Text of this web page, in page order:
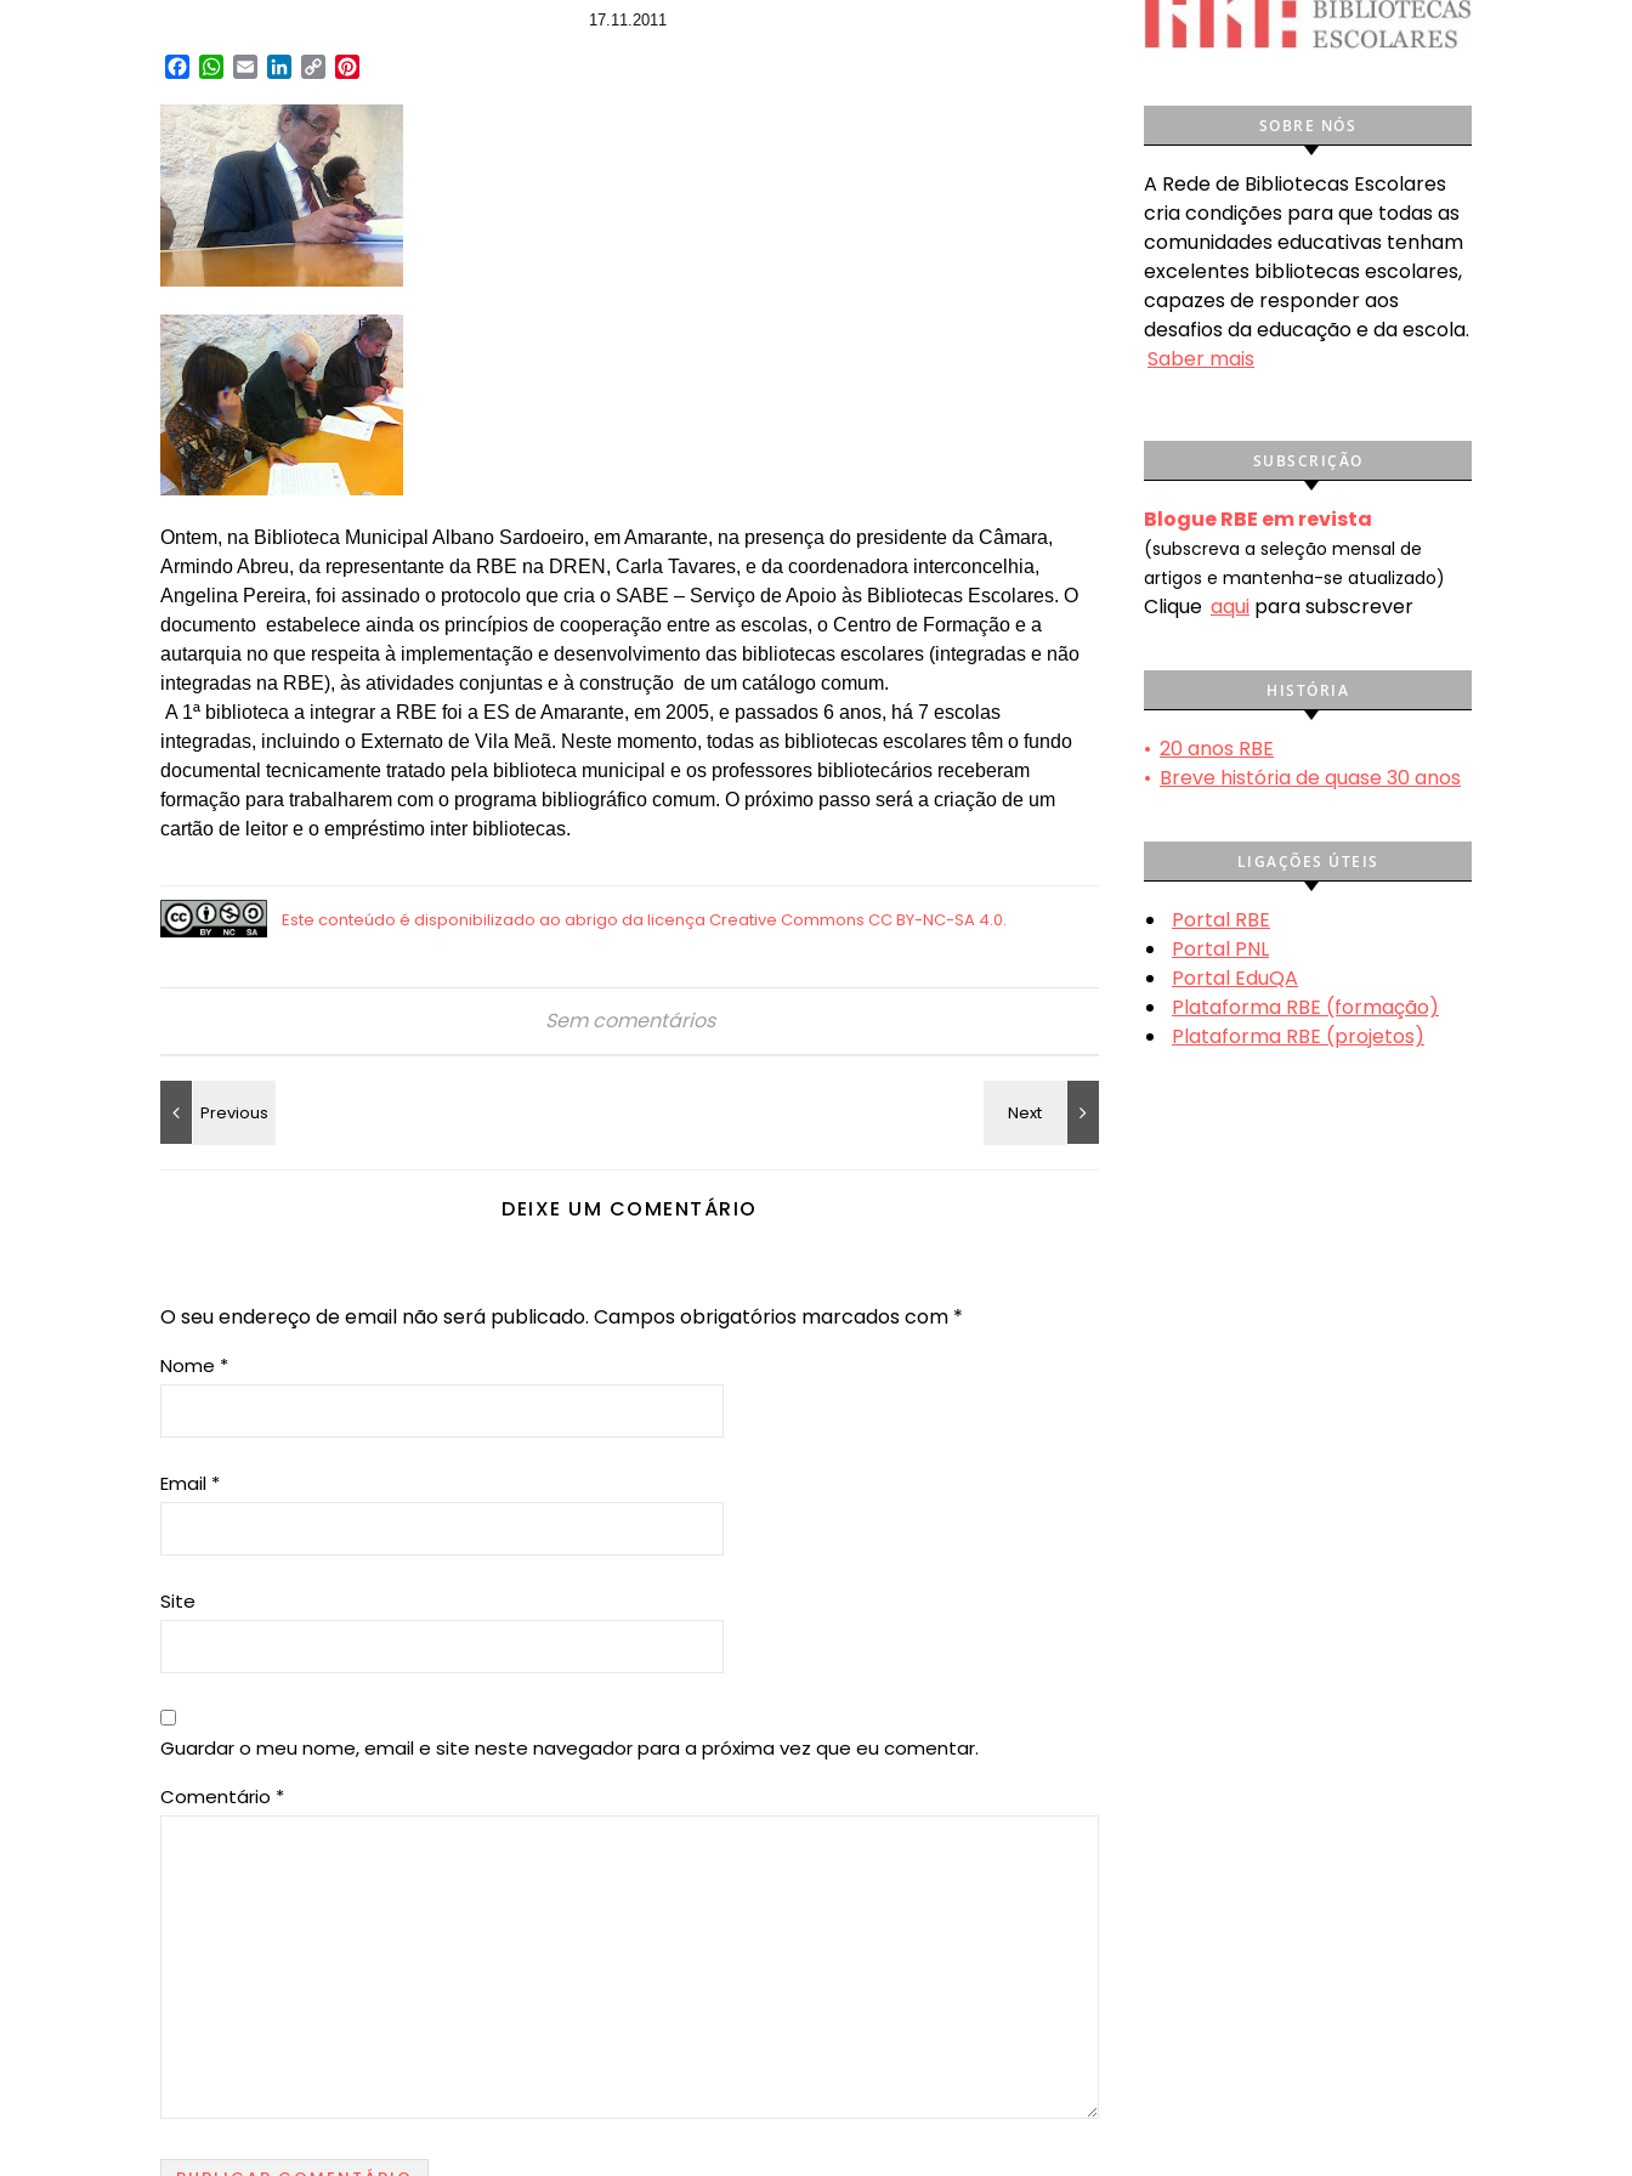
17.11.2011
Facebook
WhatsApp
EmailLinkedIn
Copy
Ontem, na Biblioteca Municipal Albano Sardoeiro, em Amarante, na presença do presidente da Câmara,
Armindo Abreu, da representante da RBE na DREN, Carla Tavares, e da coordenadora interconcelhia,
Angelina Pereira, foi assinado o protocolo que cria o SABE – Serviço de Apoio às Bibliotecas Escolares. O
documento estabelece ainda os princípios de cooperação entre as escolas, o Centro de Formação e a
autarquia no que respeita à implementação e desenvolvimento das bibliotecas escolares (integradas e não
integradas na RBE), às atividades conjuntas e à construção de um catálogo comum.
A 1ª biblioteca a integrar a RBE foi a ES de Amarante, em 2005, e passados 6 anos, há 7 escolas
integradas, incluindo o Externato de Vila Meã. Neste momento, todas as bibliotecas escolares têm o fundo
documental tecnicamente tratado pela biblioteca municipal e os professores bibliotecários receberam
formação para trabalharem com o programa bibliográfico comum. O próximo passo será a criação de um
cartão de leitor e o empréstimo inter bibliotecas.
Sem comentários
DEIXE UM COMENTÁRIO
O seu endereço de email não será publicado. Campos obrigatórios marcados com *
Nome *
Email *
Site
Guardar o meu nome, email e site neste navegador para a próxima vez que eu comentar.
Comentário *
SOBRE NÓS
A Rede de Bibliotecas Escolares
cria condições para que todas as
comunidades educativas tenham
excelentes bibliotecas escolares,
capazes de responder aos
desafios da educação e da escola.
Saber mais
SUBSCRIÇÃO
Blogue RBE em revista
(subscreva a seleção mensal de
artigos e mantenha-se atualizado)
Clique aqui para subscrever
HISTÓRIA
• 20 anos RBE
• Breve história de quase 30 anos
LIGAÇÕES ÚTEIS
Portal RBE
Portal PNL
Portal EduQA
Plataforma RBE (formação)
Plataforma RBE (projetos)